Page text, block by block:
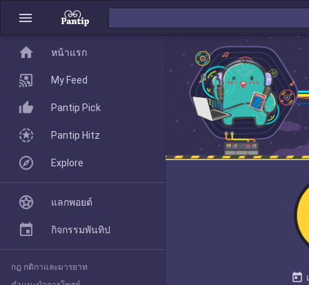
menu
today
home
Pantip Pick
Explore
home หน้าแรก
My Feed
Pantip Pick
Pantip Hitz
Explore
แลกพอยต์
กิจกรรมพันทิป
กฎ กติกาและมารยาท